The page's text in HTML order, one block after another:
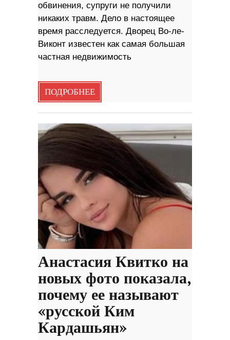
обвинения, супруги не получили
никаких травм. Дело в настоящее
время расследуется. Дворец Во-ле-
Виконт известен как самая большая
частная недвижимость
ПОДРОБНЕЕ
Анастасия Квитко на
новых фото показала,
почему ее называют
«русской Ким
Кардашьян»